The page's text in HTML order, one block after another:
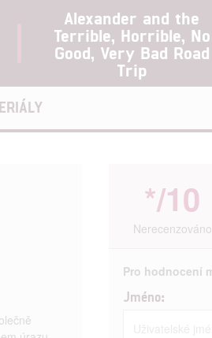
Alexander and the
Terrible, Horrible, No
Good, Very Bad Road
Trip
*/10
Nerecenzováno
Pro hodnocení
Jméno: